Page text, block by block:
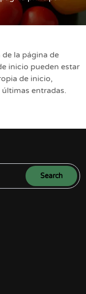
la página de
inicio pueden estar
de inicio,
entradas.